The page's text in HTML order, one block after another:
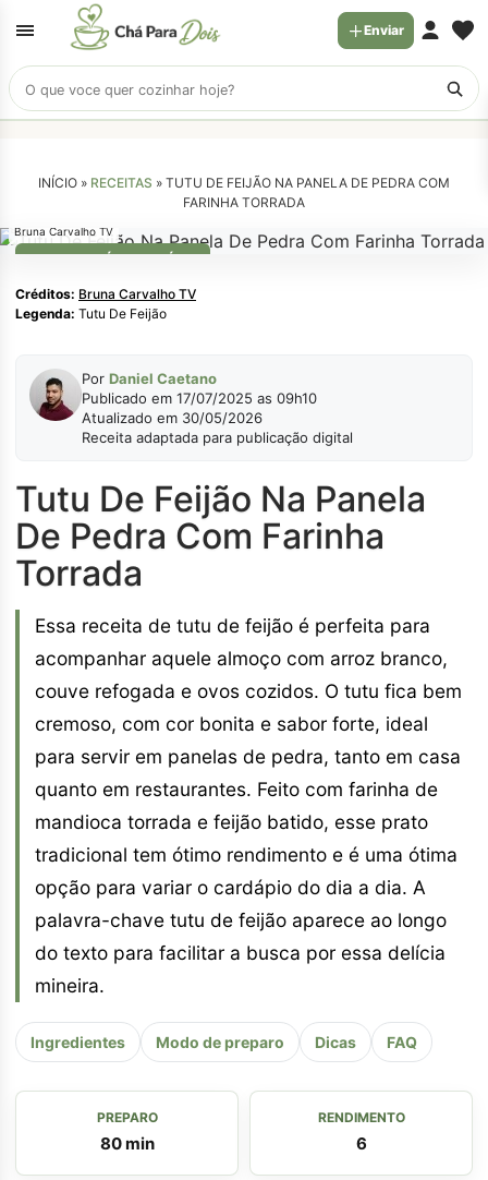
Buscar
receitas
Enviar
INÍCIO » RECEITAS » TUTU DE FEIJÃO NA PANELA DE PEDRA COM
FARINHA TORRADA
RECEITAS RÁPIDA E FÁCIL
Bruna Carvalho TV
Créditos: Bruna Carvalho TV
Legenda: Tutu De Feijão
Por Daniel Caetano
Publicado em 17/07/2025 as 09h10
Atualizado em 30/05/2026
Receita adaptada para publicação digital
Tutu De Feijão Na Panela
De Pedra Com Farinha
Torrada
Essa receita de tutu de feijão é perfeita para
acompanhar aquele almoço com arroz branco,
couve refogada e ovos cozidos. O tutu fica bem
cremoso, com cor bonita e sabor forte, ideal
para servir em panelas de pedra, tanto em casa
quanto em restaurantes. Feito com farinha de
mandioca torrada e feijão batido, esse prato
tradicional tem ótimo rendimento e é uma ótima
opção para variar o cardápio do dia a dia. A
palavra-chave tutu de feijão aparece ao longo
do texto para facilitar a busca por essa delícia
mineira.
Ingredientes Modo de preparo Dicas FAQ
PREPARO
80 min
RENDIMENTO
6